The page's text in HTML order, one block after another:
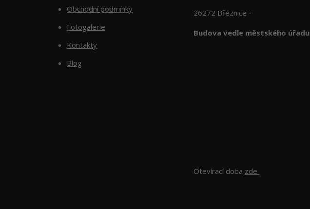
Obchodní podmínky
Fotogalerie
Kontakty
Blog
26272 Březnice -
Budova vedle městského úřadu
Otevírací doba zde